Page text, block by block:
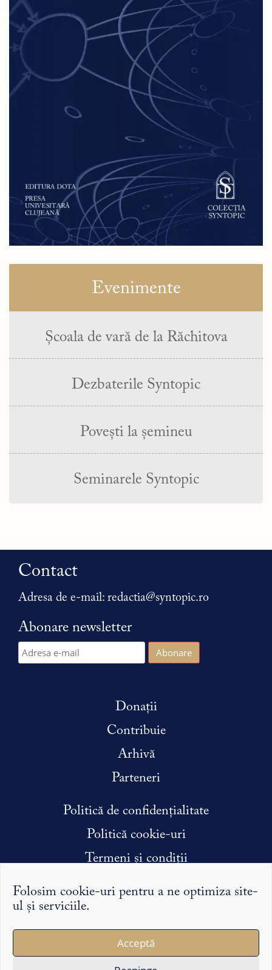
Folosim cookie-uri pentru a ne optimiza site-
ul și serviciile.
Acceptă
Evenimente
Școala de vară de la Răchitova
Dezbaterile Syntopic
Povești la șemineu
Seminarele Syntopic
Contact
Adresa de e-mail: redactia@syntopic.ro
Abonare newsletter
Donații
Contribuie
Arhivă
Parteneri
Politică de confidențialitate
Politică cookie-uri
Termeni și condiții
Condiții efectuare stagiu de practică
Argumentele și punctele de vedere exprimate pe Syntopic
îi reprezintă exclusiv pe autorii lor și nu reflectă în mod
necesar opinia redacției sau a partenerilor noștri.